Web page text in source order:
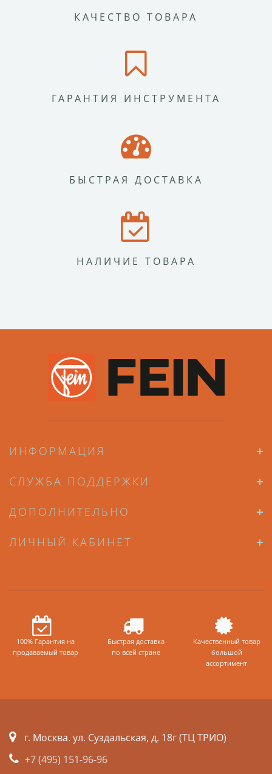
КАЧЕСТВО ТОВАРА
ГАРАНТИЯ ИНСТРУМЕНТА
БЫСТРАЯ ДОСТАВКА
НАЛИЧИЕ ТОВАРА
ИНФОРМАЦИЯ
СЛУЖБА ПОДДЕРЖКИ
ДОПОЛНИТЕЛЬНО
ЛИЧНЫЙ КАБИНЕТ
100% Гарантия на
продаваемый товар
Быстрая доставка
по всей стране
Качественный товар
большой
ассортимент
г. Москва. ул. Суздальская, д. 18г (ТЦ ТРИО)
+7 (495) 151-96-96